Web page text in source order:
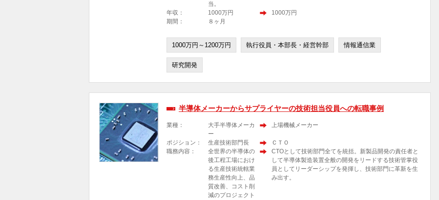
当。
年収： 1000万円
1000万円
期間：
８ヶ月
1000万円～1200万円 執行役員・本部長・経営幹部 情報通信業
研究開発
半導体メーカーからサプライヤーの技術担当役員への転職事例
業種：
大手半導体メーカ
ー
上場機械メーカー
ポジション： 生産技術部門長
ＣＴＯ
職務内容：
全世界の半導体の
後工程工場におけ
る生産技術統轄業
務生産性向上、品
質改善、コスト削
減のプロジェクト
CTOとして技術部門全てを統括。新製品開発の責任者と
して半導体製造装置全般の開発をリードする技術管掌役
員としてリーダーシップを発揮し、技術部門に革新を生
み出す。